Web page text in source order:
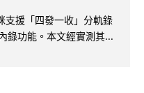
援「四發一收」分軌錄
錄功能。本文經實測其...